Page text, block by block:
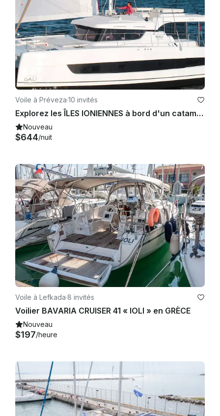
Voile à Préveza·10 invités
Explorez les ÎLES IONIENNES à bord d'un catamaran Bali Catspace - Tout nouveau ! ! !
Nouveau
$644/nuit
Voile à Lefkada·8 invités
Voilier BAVARIA CRUISER 41 « IOLI » en GRÈCE
Nouveau
$197/heure